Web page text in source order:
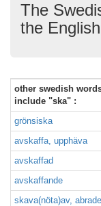
The
the
other swedish
include "ska" :
grönsiska
avskaffa, upphäva
avskaffad
avskaffande
skava(nöta)av,